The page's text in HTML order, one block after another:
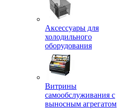
Аксессуары для
холодильного
оборудования
Витрины
самообслуживания с
выносным агрегатом